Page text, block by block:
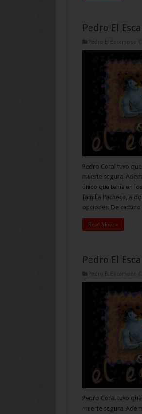
Pedro El
Pedro El Escamoso
Pedro Coral tuvo
muerte segura.
único que tenía en
familia Pacheco, a
opciones. De
Read More »
Pedro El
Pedro El Escamoso
Pedro Coral tuvo
muerte segura.